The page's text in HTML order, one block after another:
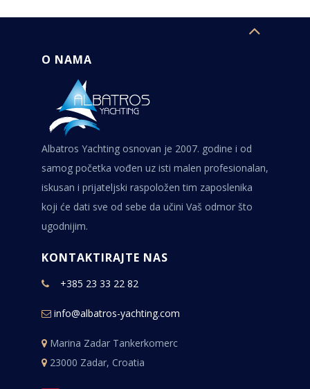
O NAMA
Albatros Yachting osnovan je 2007. godine i od
samog početka vođen uz isti malen profesionalan,
iskusan i prijateljski raspoložen tim zaposlenika
koji će dati sve od sebe da učini Vaš odmor što
ugodnijim.
KONTAKTIRAJTE NAS
+385 23 33 22 82
info@albatros-yachting.com
Marina Zadar Tankerkomerc
23000 Zadar, Croatia